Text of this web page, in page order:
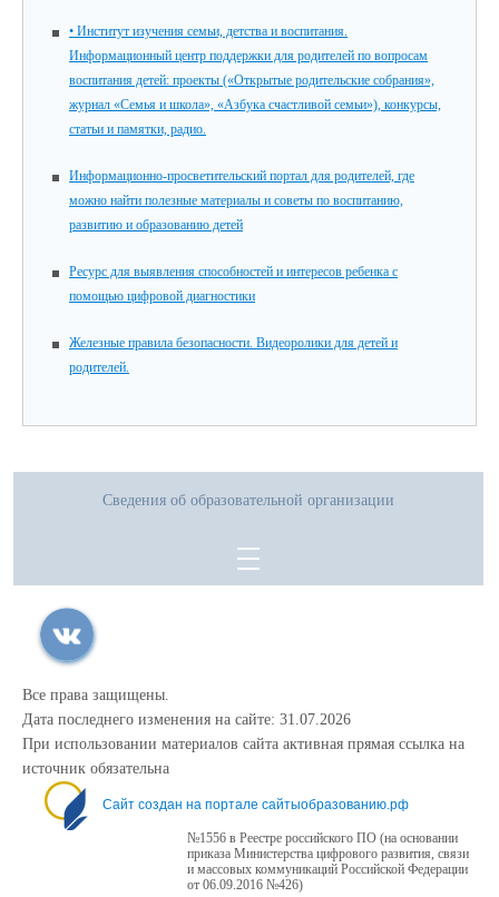
• Институт изучения семьи, детства и воспитания.
Информационный центр поддержки для родителей по вопросам
воспитания детей: проекты («Открытые родительские собрания»,
журнал «Семья и школа», «Азбука счастливой семьи»), конкурсы,
статьи и памятки, радио.
Информационно-просветительский портал для родителей, где
можно найти полезные материалы и советы по воспитанию,
развитию и образованию детей
Ресурс для выявления способностей и интересов ребенка с
помощью цифровой диагностики
Железные правила безопасности. Видеоролики для детей и
родителей.
Сведения об образовательной организации
Все права защищены.
Дата последнего изменения на сайте: 31.07.2026
При использовании материалов сайта активная прямая ссылка на
источник обязательна
Сайт создан на портале сайтыобразованию.рф
№1556 в Реестре российского ПО (на основании
приказа Министерства цифрового развития, связи
и массовых коммуникаций Российской Федерации
от 06.09.2016 №426)